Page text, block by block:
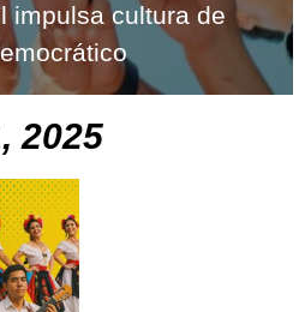
impulsa cultura de
2025